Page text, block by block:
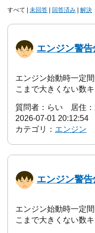
すべて | 未回答 回答済み 解決
エンジン警告
エンジン始動時一定
こまで大きくない数
質問者：らい 居住
2026-07-01 20:12:54
カテゴリ： エンジン
エンジン警告
エンジン始動時一定
こまで大きくない数